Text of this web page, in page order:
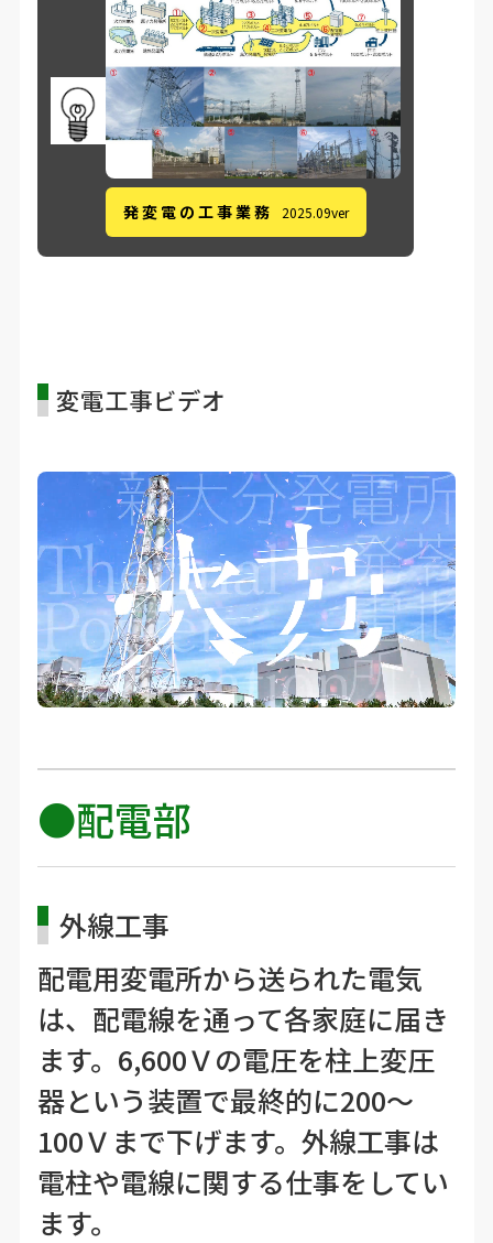
発 変 電 の 工 事 業 務 2025.09ver
変電工事ビデオ
●配電部
外線工事
配電用変電所から送られた電気
は、配電線を通って各家庭に届き
ます。6,600Ｖの電圧を柱上変圧
器という装置で最終的に200～
100Ｖまで下げます。外線工事は
電柱や電線に関する仕事をしてい
ます。